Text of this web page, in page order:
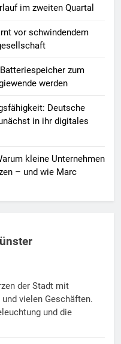
im zweiten Quartal
vor schwindendem
zum
werden
Deutsche
in ihr digitales
kleine Unternehmen
– und wie Marc
der Stadt mit
vielen Geschäften.
und die